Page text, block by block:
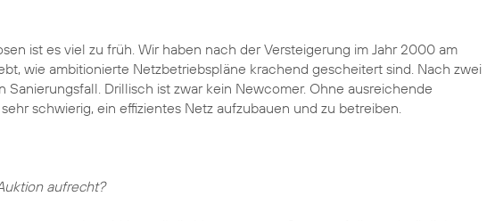
ist es viel zu früh. Wir haben nach der Versteigerung im Jahr 2000 am
wie ambitionierte Netzbetriebspläne krachend gescheitert sind. Nach zwei
Sanierungsfall. Drillisch ist zwar kein Newcomer. Ohne ausreichende
schwierig, ein effizientes Netz aufzubauen und zu betreiben.
aufrecht?